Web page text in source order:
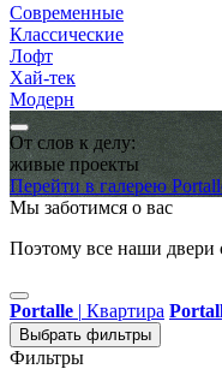
Современные
Классические
Лофт
Хай-тек
Модерн
От слов к делу:
живые проекты
Перейти в галерею
Мы заботимся о вас
Поэтому все наши двери
Portalle | Квартира
Выбрать фильтры
Фильтры